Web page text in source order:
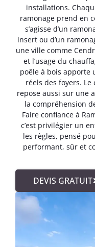
installations.
ramonage prend en
s’agisse d’un
insert ou d’un
une ville comme
et l’usage du
poêle à bois apporte
réels des foyers. Le
repose aussi sur une
la compréhension
Faire confiance à
c’est privilégier un
les règles, pensé
performant, sûr et
DEVIS GRATUIT